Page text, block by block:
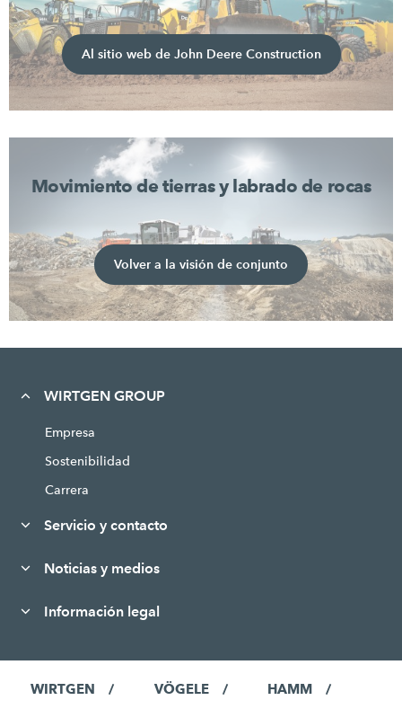
Al sitio web de John Deere Construction
Movimiento de tierras y labrado de rocas
Volver a la visión de conjunto
WIRTGEN GROUP
Empresa
Sostenibilidad
Carrera
Servicio y contacto
Noticias y medios
Información legal
WIRTGEN VÖGELE HAMM